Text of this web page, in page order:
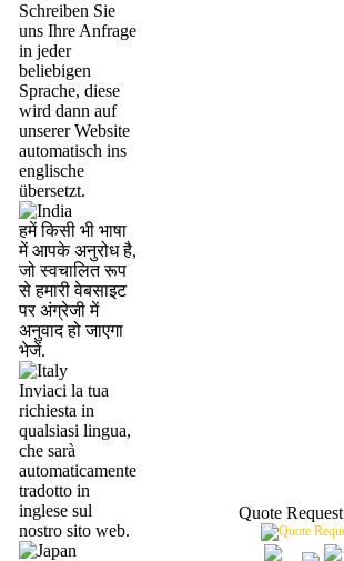
Schreiben Sie
uns Ihre Anfrage
in jeder
beliebigen
Sprache, diese
wird dann auf
unserer Website
automatisch ins
englische
übersetzt.
हमें किसी भी भाषा
में आपके अनुरोध है,
जो स्वचालित रूप
से हमारी वेबसाइट
पर अंग्रेजी में
अनुवाद हो जाएगा
भेजें.
Inviaci la tua
richiesta in
qualsiasi lingua,
che sarà
automaticamente
tradotto in
inglese sul
nostro sito web.
Quote Request